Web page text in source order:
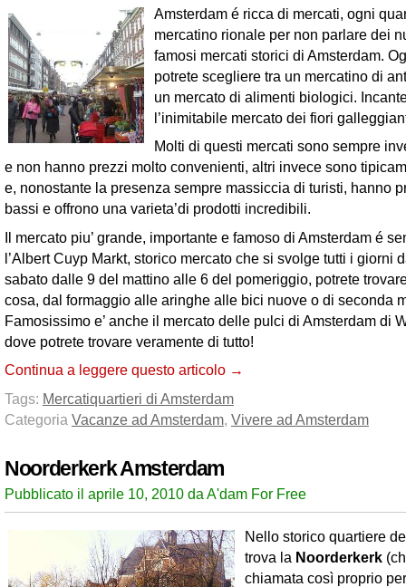
Amsterdam é ricca di mercati, ogni
mercatino rionale per non parlare dei
famosi mercati storici di Amsterdam.
potrete scegliere tra un mercatino di
un mercato di alimenti biologici.
l’inimitabile mercato dei fiori
Molti di questi mercati sono sempre
e non hanno prezzi molto convenienti, altri invece sono
e, nonostante la presenza sempre massiccia di turisti, hanno
bassi e offrono una varieta’di prodotti incredibili.
Il mercato piu’ grande, importante e famoso di Amsterdam é
l’Albert Cuyp Markt, storico mercato che si svolge tutti i giorni
sabato dalle 9 del mattino alle 6 del pomeriggio, potrete
cosa, dal formaggio alle aringhe alle bici nuove o di seconda
Famosissimo e’ anche il mercato delle pulci di Amsterdam di
dove potrete trovare veramente di tutto!
Continua a leggere questo articolo →
Tags: Mercatiquartieri di Amsterdam
Categoria Vacanze ad Amsterdam Vivere ad Amsterdam
Noorderkerk Amsterdam
Pubblicato il aprile 10, 2010 da A'dam For Free
Nello storico quartiere
trova la Noorderkerk
chiamata così proprio